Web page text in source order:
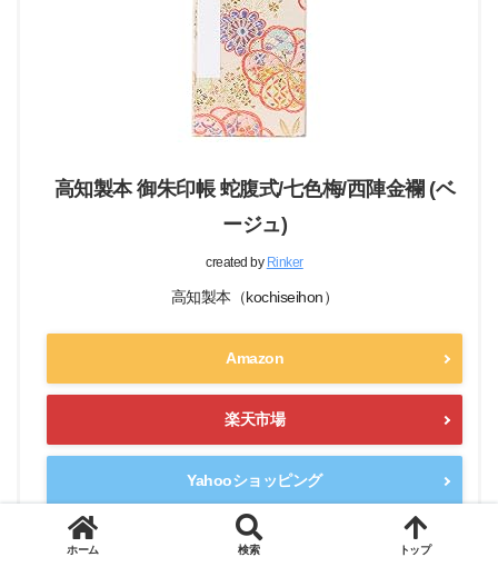
高知製本 御朱印帳 蛇腹式/七色梅/西陣金襴 (ベ
ージュ)
created by Rinker
高知製本（kochiseihon）
Amazon
楽天市場
Yahooショッピング
ホーム 検索 トップ